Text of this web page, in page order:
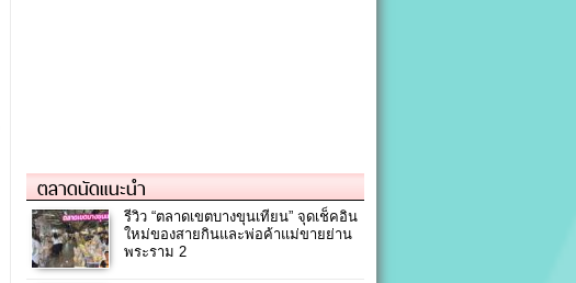
ตลาดนัดแนะนำ
รีวิว “ตลาดเขตบางขุนเทียน” จุดเช็คอิน
ใหม่ของสายกินและพ่อค้าแม่ขายย่าน
พระราม 2